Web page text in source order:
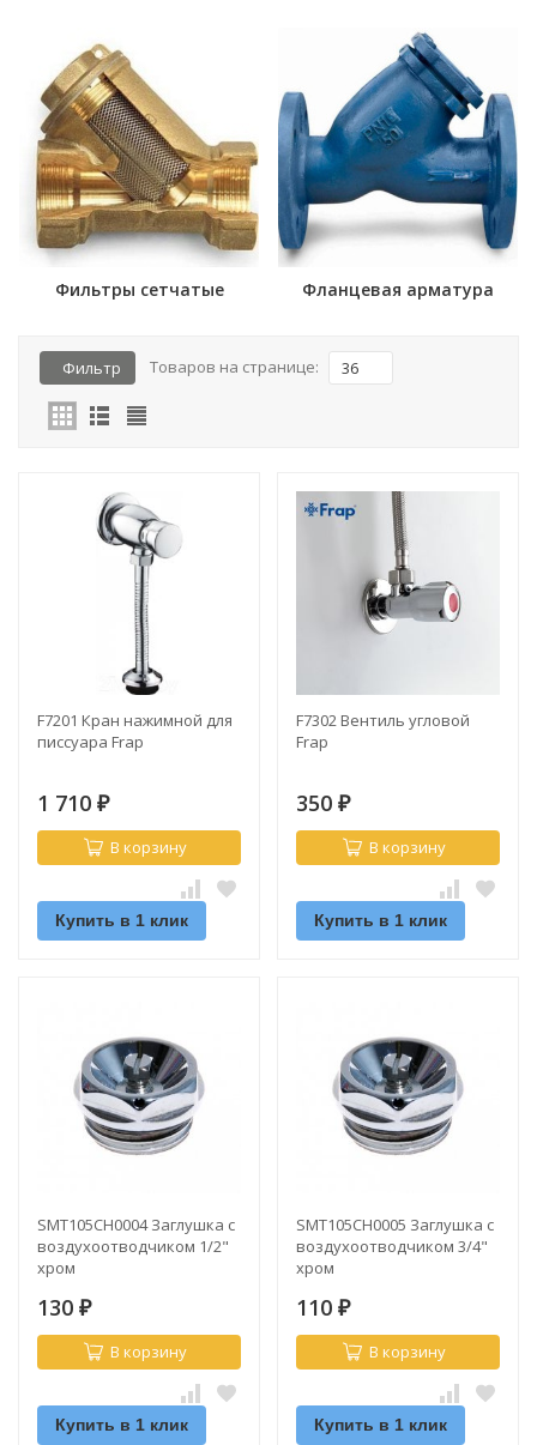
Фильтры сетчатые Фланцевая арматура
Фильтр Товаров на странице: 36
F7201 Кран нажимной для
писсуара Frap
1 710 ₽
В корзину
Купить в 1 клик
F7302 Вентиль угловой
Frap
350 ₽
В корзину
Купить в 1 клик
SMT105CH0004 Заглушка с
воздухоотводчиком 1/2"
хром
130 ₽
В корзину
Купить в 1 клик
SMT105CH0005 Заглушка с
воздухоотводчиком 3/4"
хром
110 ₽
В корзину
Купить в 1 клик